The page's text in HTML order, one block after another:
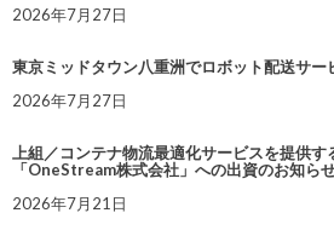
2026年7月27日
東京ミッドタウン八重洲でロボット配送サー
2026年7月27日
上組／コンテナ物流最適化サービスを提供す
「OneStream株式会社」への出資のお知ら
2026年7月21日